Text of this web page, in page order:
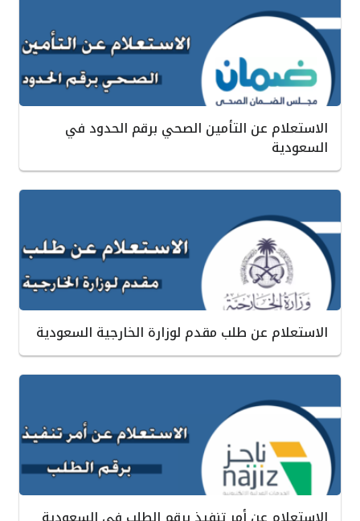
الاستعلام عن التأمين الصحي برقم الحدود في
السعودية
الاستعلام عن طلب مقدم لوزارة الخارجية السعودية